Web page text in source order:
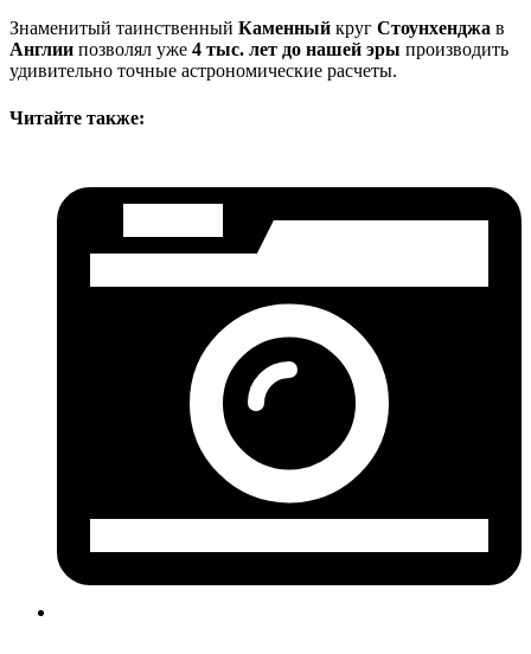
Знаменитый таинственный Каменный круг Стоунхенджа в
Англии позволял уже 4 тыс. лет до нашей эры производить
удивительно точные астрономические расчеты.
Читайте также: